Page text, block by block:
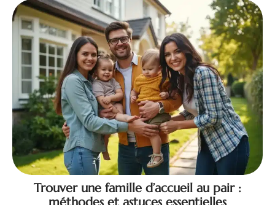
Trouver une famille d’accueil au pair :
méthodes et astuces essentielles